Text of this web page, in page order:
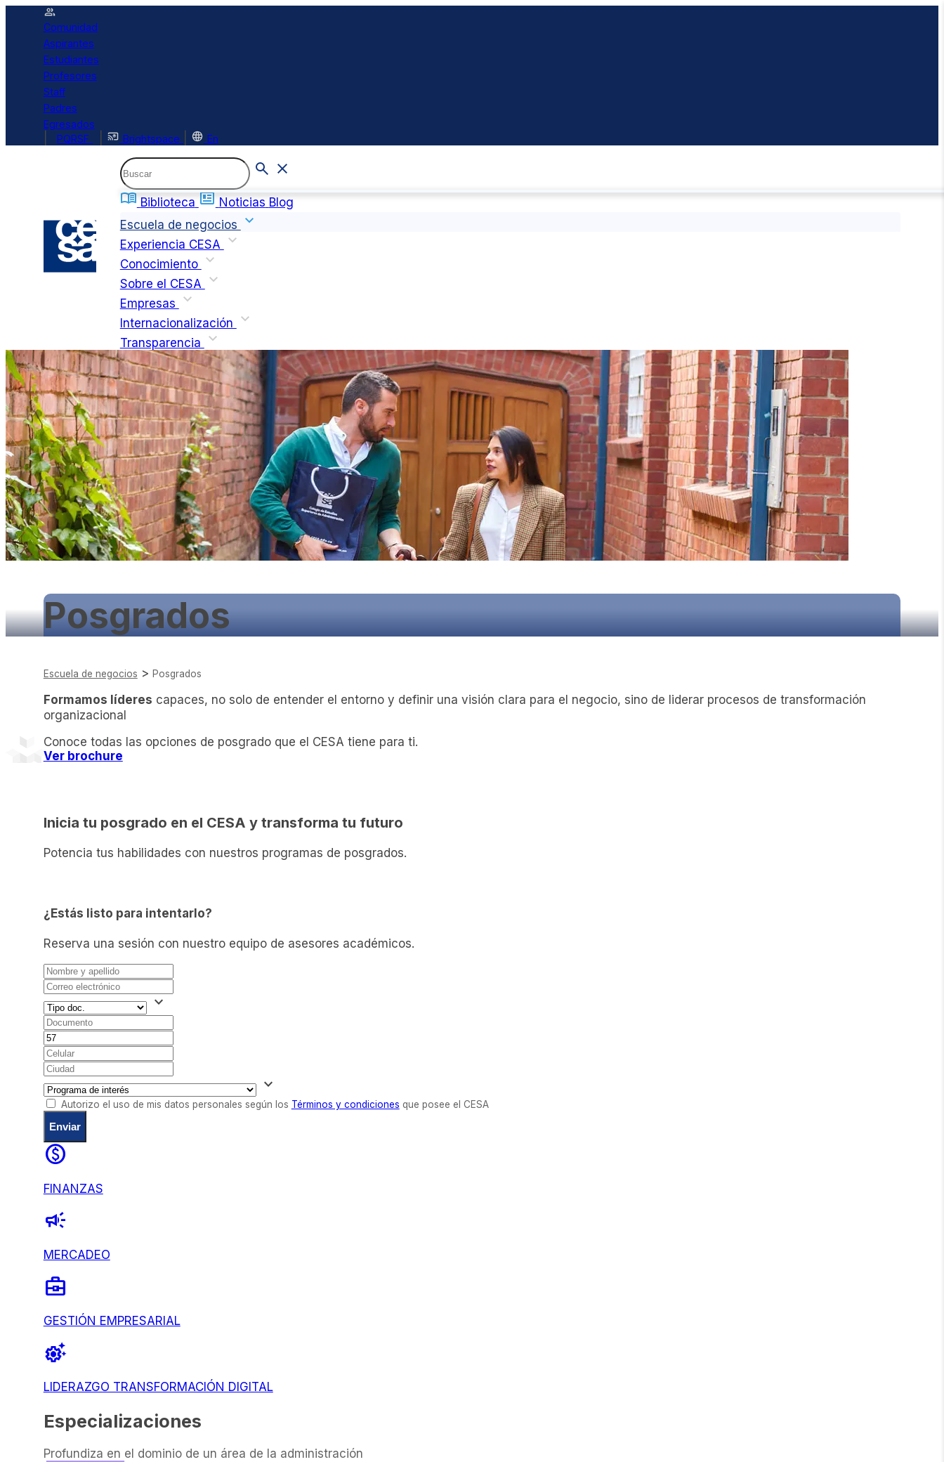
Comunidad
Aspirantes
Estudiantes
Profesores
Staff
Padres
Egresados
PQRSF Brightspace En
Biblioteca Noticias Blog
Escuela de negocios
Experiencia CESA
Conocimiento
Sobre el CESA
Empresas
Internacionalización
Transparencia
Posgrados
Escuela de negocios > Posgrados
Formamos líderes capaces, no solo de entender el entorno y definir una visión clara para el negocio, sino de liderar procesos de transformación
organizacional
Conoce todas las opciones de posgrado que el CESA tiene para ti.
Ver brochure
Inicia tu posgrado en el CESA y transforma tu futuro
Potencia tus habilidades con nuestros programas de posgrados.
¿Estás listo para intentarlo?
Reserva una sesión con nuestro equipo de asesores académicos.
expand_more
expand_more
Autorizo el uso de mis datos personales según los Términos y condiciones que posee el CESA
Enviar
monetization_on
FINANZAS
campaign
MERCADEO
business_center
GESTIÓN EMPRESARIAL
settings_suggest
LIDERAZGO TRANSFORMACIÓN DIGITAL
Especializaciones
Profundiza en el dominio de un área de la administración